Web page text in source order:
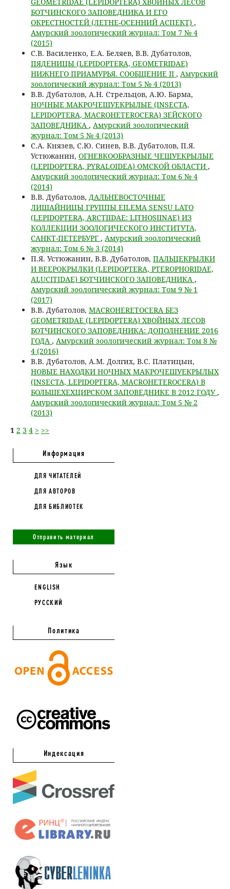
БОТЧИНСКОГО ЗАПОВЕДНИКА И ЕГО
ОКРЕСТНОСТЕЙ (ЛЕТНЕ-ОСЕННИЙ АСПЕКТ) ,
Амурский зоологический журнал: Том 7 № 4
(2015)
C.В. Василенко, Е.А. Беляев, В.В. Дубатолов,
ПЯДЕНИЦЫ (LEPIDOPTERA, GEOMETRIDAE)
НИЖНЕГО ПРИАМУРЬЯ. СООБЩЕНИЕ II , Амурский
зоологический журнал: Том 5 № 4 (2013)
В.В. Дубатолов, А.Н. Стрельцов, А.Ю. Барма,
НОЧНЫЕ МАКРОЧЕШУЕКРЫЛЫЕ (INSECTA,
LEPIDOPTERA, MACROHETEROCERA) ЗЕЙСКОГО
ЗАПОВЕДНИКА , Амурский зоологический
журнал: Том 5 № 4 (2013)
С.А. Князев, С.Ю. Синев, В.В. Дубатолов, П.Я.
Устюжанин, ОГНЕВКООБРАЗНЫЕ ЧЕШУЕКРЫЛЫЕ
(LEPIDOPTERA, PYRALOIDEA) ОМСКОЙ ОБЛАСТИ ,
Амурский зоологический журнал: Том 6 № 4
(2014)
В.В. Дубатолов, ДАЛЬНЕВОСТОЧНЫЕ
ЛИШАЙНИЦЫ ГРУППЫ EILEMA SENSU LATO
(LEPIDOPTERA, ARCTIIDAE: LITHOSIINAE) ИЗ
КОЛЛЕКЦИИ ЗООЛОГИЧЕСКОГО ИНСТИТУТА,
САНКТ-ПЕТЕРБУРГ , Амурский зоологический
журнал: Том 6 № 3 (2014)
П.Я. Устюжанин, В.В. Дубатолов, ПАЛЬЦЕКРЫЛКИ
И ВЕЕРОКРЫЛКИ (LEPIDOPTERA, PTEROPHORIDAE,
ALUCITIDAE) БОТЧИНСКОГО ЗАПОВЕДНИКА ,
Амурский зоологический журнал: Том 9 № 1
(2017)
В.В. Дубатолов, MACROHERETOCERA БЕЗ
GEOMETRIDAE (LEPIDOPTERA) ХВОЙНЫХ ЛЕСОВ
БОТЧИНСКОГО ЗАПОВЕДНИКА: ДОПОЛНЕНИЕ 2016
ГОДА , Амурский зоологический журнал: Том 8 №
4 (2016)
В.В. Дубатолов, А.М. Долгих, В.С. Платицын,
НОВЫЕ НАХОДКИ НОЧНЫХ МАКРОЧЕШУЕКРЫЛЫХ
(INSECTA, LEPIDOPTERA, MACROHETEROCERA) В
БОЛЬШЕХЕХЦИРСКОМ ЗАПОВЕДНИКЕ В 2012 ГОДУ,
Амурский зоологический журнал: Том 5 № 2
(2013)
1 2 3 4 > >>
Информация
ДЛЯ ЧИТАТЕЛЕЙ
ДЛЯ АВТОРОВ
ДЛЯ БИБЛИОТЕК
Отправить материал
Язык
ENGLISH
РУССКИЙ
Политика
Индексация